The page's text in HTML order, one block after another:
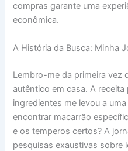
compras garante uma
econômica.
A História da Busca: Minha
Lembro-me da primeira vez
autêntico em casa. A
ingredientes me levou a
encontrar macarrão
e os temperos certos? A
pesquisas exaustivas sobre